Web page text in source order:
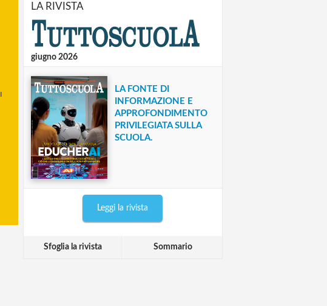
LA RIVISTA
giugno 2026
LA FONTE DI
INFORMAZIONE E
APPROFONDIMENTO
PRIVILEGIATA SULLA
SCUOLA.
Leggi la rivista
Sfoglia la rivista Sommario